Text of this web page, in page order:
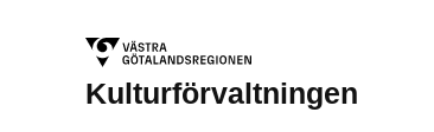
Kulturförvaltningen